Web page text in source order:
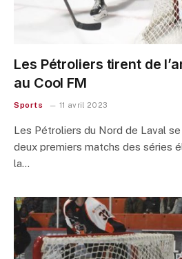
Les Pétroliers tirent de
au Cool FM
Sports 11 avril 2023
Les Pétroliers du Nord de Laval
deux premiers matchs des séries
la…